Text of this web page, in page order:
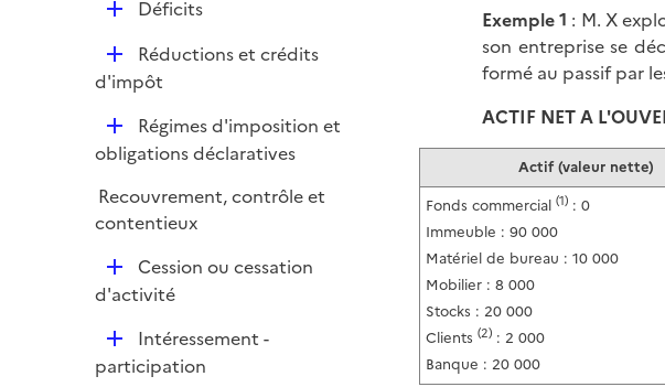
r
e
D
l
r
Déficits
D
é
i
r
Réductions et crédits
d'impôt
D
é
l
i
Régimes d'imposition et
obligations déclaratives
Recouvrement, contrôle et
contentieux
D
é
i
Cession ou cessation
d'activité
D
é
Intéressement -
participation
Exemple 1 : M. X
son entreprise se
formé au passif par
ACTIF NET A
Actif (valeur nette)
Fonds commercial (1) : 0
Immeuble : 90 000
Matériel de bureau : 10 000
Mobilier : 8 000
Stocks : 20 000
Clients (2) : 2 000
Banque : 20 000